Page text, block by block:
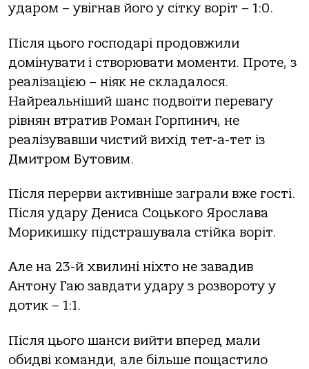
ударом – увігнав його у сітку воріт – 1:0.
Після цього господарі продовжили
домінувати і створювати моменти. Проте, з
реалізацією – ніяк не складалося.
Найреальніший шанс подвоїти перевагу
рівнян втратив Роман Горпинич, не
реалізувавши чистий вихід тет-а-тет із
Дмитром Бутовим.
Після перерви активніше заграли вже гості.
Після удару Дениса Соцького Ярослава
Морикишку підстрашувала стійка воріт.
Але на 23-й хвилині ніхто не завадив
Антону Гаю завдати удару з розвороту у
дотик – 1:1.
Після цього шанси вийти вперед мали
обидві команди, але більше пощастило